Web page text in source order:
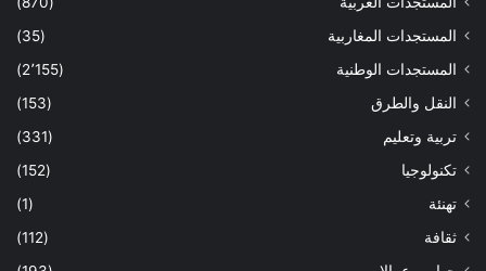
المستجدات المغاربية
(35)
المستجدات الوطنية
(2٬155)
النقل والطرق
(153)
تربية وتعليم
(331)
تكنولوجيا
(152)
تهنئة
(1)
ثقافة
(112)